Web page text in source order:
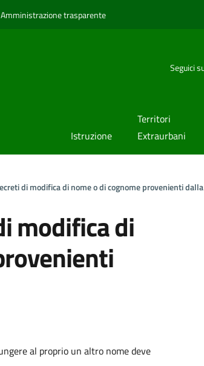
Amministrazione trasparente
Seguici
Istruzione
Territori
Extraurbani
di modifica di nome o di cognome provenienti
modifica di
al proprio un altro nome deve